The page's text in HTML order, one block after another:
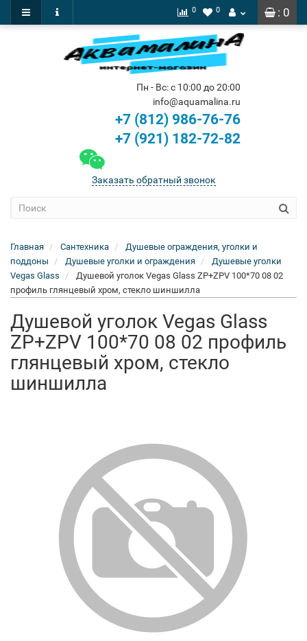
: 0
0 0
Пн - Вс: с 10:00 до 20:00
info@aquamalina.ru
+7 (812) 986-76-76
+7 (921) 182-72-82
Заказать обратный звонок
Главная Сантехника
Душевые ограждения, уголки и
поддоны
Душевые уголки и ограждения
Душевые уголки
Vegas Glass
Душевой уголок Vegas Glass ZP+ZPV 100*70 08 02
профиль глянцевый хром, стекло шиншилла
Душевой уголок Vegas Glass
ZP+ZPV 100*70 08 02 профиль
глянцевый хром, стекло
шиншилла